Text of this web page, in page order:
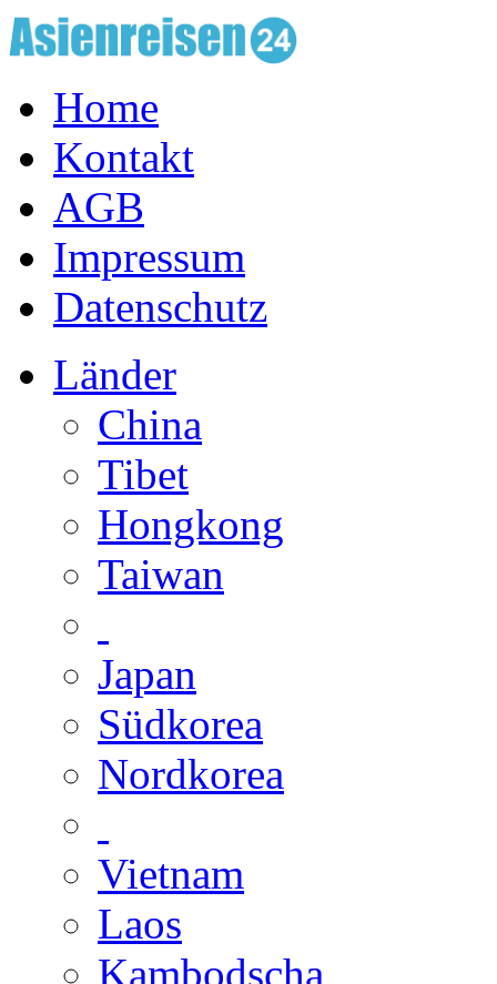
Home
Kontakt
AGB
Impressum
Datenschutz
Länder
China
Tibet
Hongkong
Taiwan
Japan
Südkorea
Nordkorea
Vietnam
Laos
Kambodscha